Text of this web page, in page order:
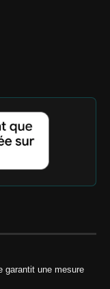
garantit une mesure